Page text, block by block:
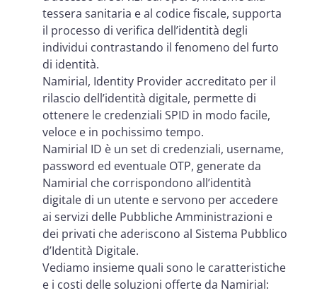
tessera sanitaria e al codice fiscale, supporta
il processo di verifica dell’identità degli
individui contrastando il fenomeno del furto
di identità.
Namirial, Identity Provider accreditato per il
rilascio dell’identità digitale, permette di
ottenere le credenziali SPID in modo facile,
veloce e in pochissimo tempo.
Namirial ID è un set di credenziali, username,
password ed eventuale OTP, generate da
Namirial che corrispondono all’identità
digitale di un utente e servono per accedere
ai servizi delle Pubbliche Amministrazioni e
dei privati che aderiscono al Sistema Pubblico
d’Identità Digitale.
Vediamo insieme quali sono le caratteristiche
e i costi delle soluzioni offerte da Namirial: